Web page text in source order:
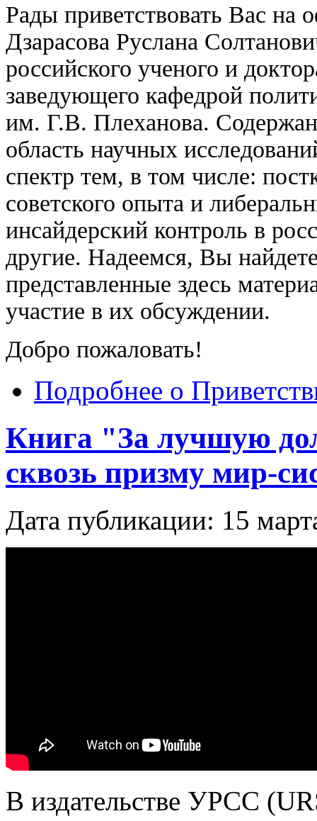
Рады приветствовать Вас на
Дзарасова Руслана
российского ученого и
заведующего кафедрой
им. Г.В. Плеханова.
область научных
спектр тем, в том числе:
советского опыта и
инсайдерский контроль в
другие. Надеемся, Вы
представленные здесь
участие в их обсуждении.
Добро пожаловать!
Подробнее о
Книга "За лучшую
сквозь призму мир-
Дата публикации: 15
В издательстве УРСС